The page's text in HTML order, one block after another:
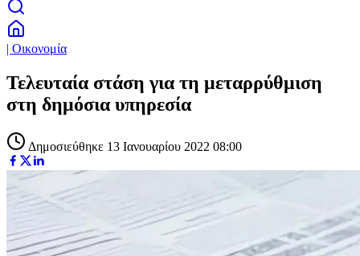
| Οικονομία
Τελευταία στάση για τη μεταρρύθμιση
στη δημόσια υπηρεσία
Δημοσιεύθηκε 13 Ιανουαρίου 2022 08:00